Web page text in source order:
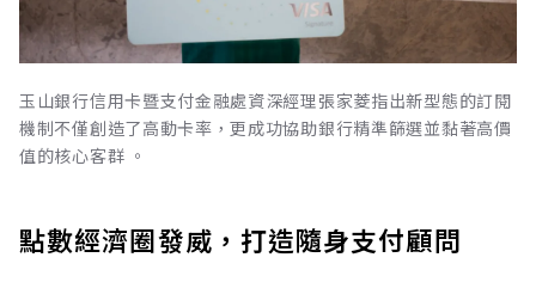
玉山銀行信用卡暨支付金融處資深經理張家菱指出新型態的訂閱
機制不僅創造了高動卡率，更成功協助銀行精準篩選並黏著高價
值的核心客群 。
點數經濟圈發威，打造隨身支付顧問